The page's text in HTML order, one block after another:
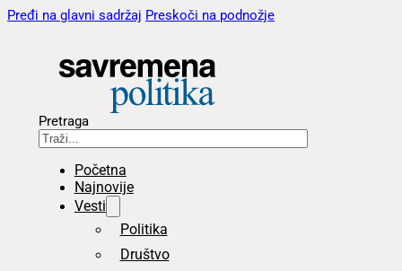
Pređi na glavni sadržaj Preskoči na podnožje
Pretraga
Početna
Najnovije
Vesti
Politika
Društvo